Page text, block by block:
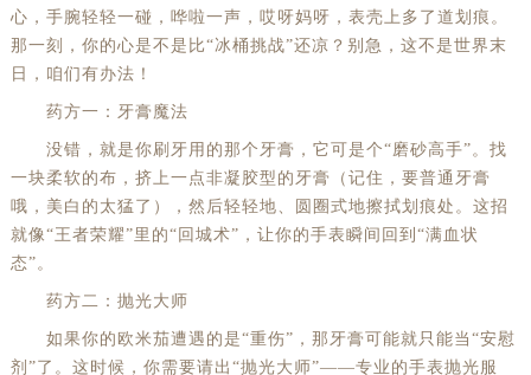
心，手腕轻轻一碰，哗啦一声，哎呀妈呀，表壳上多了道划痕。
那一刻，你的心是不是比“冰桶挑战”还凉？别急，这不是世界末
日，咱们有办法！
药方一：牙膏魔法
没错，就是你刷牙用的那个牙膏，它可是个“磨砂高手”。找
一块柔软的布，挤上一点非凝胶型的牙膏（记住，要普通牙膏
哦，美白的太猛了），然后轻轻地、圆圈式地擦拭划痕处。这招
就像“王者荣耀”里的“回城术”，让你的手表瞬间回到“满血状
态”。
药方二：抛光大师
如果你的欧米茄遭遇的是“重伤”，那牙膏可能就只能当“安慰
剂”了。这时候，你需要请出“抛光大师”——专业的手表抛光服